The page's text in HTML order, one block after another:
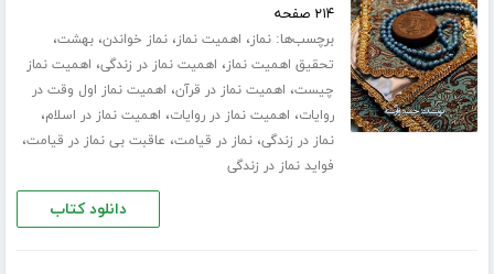
۲۱۴ صفحه
برچسب‌ها:نماز، اهمیت نماز،نماز خواندن،بهشت،
تحقیق اهمیت نماز، اهمیت نماز در زندگی، اهمیت نماز
چیست، اهمیت نماز در قرآن، اهمیت نماز اول وقت در
روایات، اهمیت نماز در روایات، اهمیت نماز در اسلام،
نماز در زندگی،نماز در قیامت، عاقبت بی نماز در قیامت،
فواید نماز در زندگی
دانلود کتاب